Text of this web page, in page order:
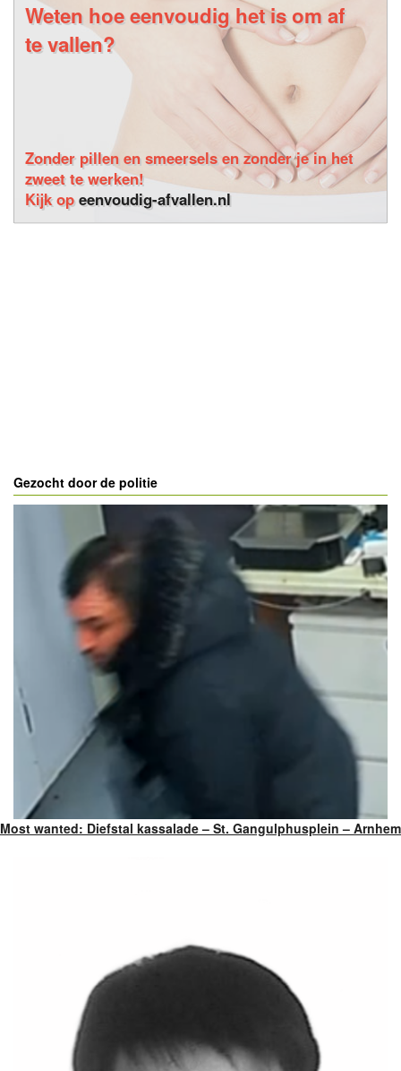
Weten hoe eenvoudig het is om af
te vallen?
Zonder pillen en smeersels en zonder je in het
zweet te werken!
Kijk opeenvoudig-afvallen.nl
Gezocht door de politie
Most wanted: Diefstal kassalade – St. Gangulphusplein – Arnhem